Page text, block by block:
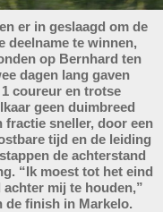
er in geslaagd om de
deelname te winnen,
op Bernhard ten
dagen lang gaven
coureur en trotse
geen duimbreed
fractie sneller, door een
tijd en de leiding
de achterstand
“Ik moest tot het eind
mij te houden,”
de finish in Markelo.